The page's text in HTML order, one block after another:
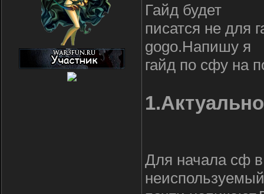
Гайд будет
писатся не для
gogo.Напишу я
гайд по сфу на
Для начала сф